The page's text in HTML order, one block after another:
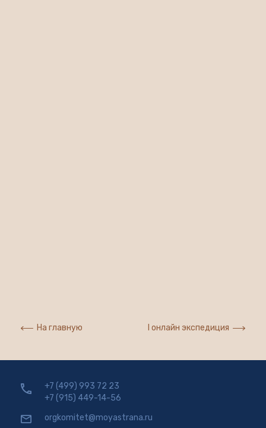
На главную I онлайн экспедиция
+7 (499) 993 72 23
+7 (915) 449-14-56
orgkomitet@moyastrana.ru